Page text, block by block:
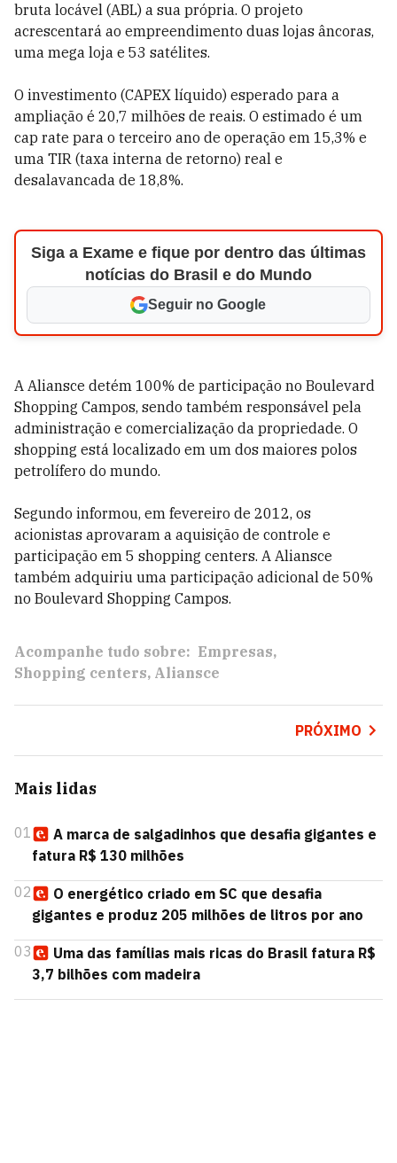
bruta locável (ABL) a sua própria. O projeto
acrescentará ao empreendimento duas lojas âncoras,
uma mega loja e 53 satélites.
O investimento (CAPEX líquido) esperado para a
ampliação é 20,7 milhões de reais. O estimado é um
cap rate para o terceiro ano de operação em 15,3% e
uma TIR (taxa interna de retorno) real e
desalavancada de 18,8%.
Siga a Exame e fique por dentro das últimas
notícias do Brasil e do Mundo
Seguir no Google
A Aliansce detém 100% de participação no Boulevard
Shopping Campos, sendo também responsável pela
administração e comercialização da propriedade. O
shopping está localizado em um dos maiores polos
petrolífero do mundo.
Segundo informou, em fevereiro de 2012, os
acionistas aprovaram a aquisição de controle e
participação em 5 shopping centers. A Aliansce
também adquiriu uma participação adicional de 50%
no Boulevard Shopping Campos.
Acompanhe tudo sobre: Empresas
Shopping centers Aliansce
PRÓXIMO
Mais lidas
01
A marca de salgadinhos que desafia gigantes e
fatura R$ 130 milhões
02
O energético criado em SC que desafia
gigantes e produz 205 milhões de litros por ano
03
Uma das famílias mais ricas do Brasil fatura R$
3,7 bilhões com madeira